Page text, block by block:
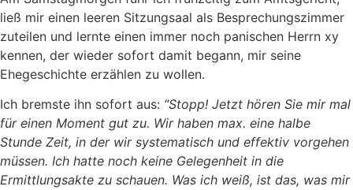
ließ mir einen leeren Sitzungsaal als Besprechungszimmer
zuteilen und lernte einen immer noch panischen Herrn xy
kennen, der wieder sofort damit begann, mir seine
Ehegeschichte erzählen zu wollen.
Ich bremste ihn sofort aus: “Stopp! Jetzt hören Sie mir mal
für einen Moment gut zu. Wir haben max. eine halbe
Stunde Zeit, in der wir systematisch und effektiv vorgehen
müssen. Ich hatte noch keine Gelegenheit in die
Ermittlungsakte zu schauen. Was ich weiß, ist das, was mir